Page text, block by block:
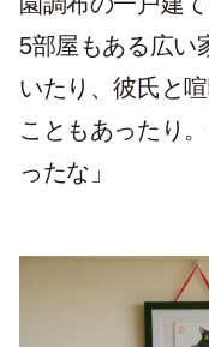
5部屋もある広い
いたり、彼氏と
こともあったり
ったな」